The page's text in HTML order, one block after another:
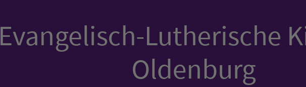
Evangelisch-Lutherische
Oldenburg